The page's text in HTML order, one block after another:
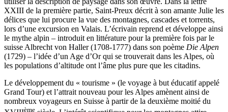
XXIII de la première partie, Saint-Preux décrit à son amante Julie les
délices que lui procure la vue des montagnes, cascades et torrents,
lors d’une excursion en Valais. L’écrivain reprend et développe ainsi
le mythe alpin – introduit en littérature pour la première fois par le
suisse Albrecht von Haller (1708-1777) dans son poème Die Alpen
(1729) – l’idée d’un Age d’Or qui se trouverait dans les Alpes, où
les populations d’altitude ont l’âme plus pure que les citadins.
Le développement du « tourisme » (le voyage à but éducatif appelé
Grand Tour) et l’attrait nouveau pour les Alpes amènent ainsi de
nombreux voyageurs en Suisse à partir de la deuxième moitié du
ème